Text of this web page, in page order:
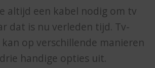
altijd een kabel nodig om tv
dat is nu verleden tijd. Tv-
op verschillende manieren
handige opties uit.